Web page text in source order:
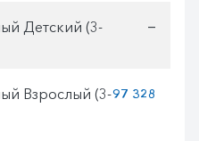
Детский (3-
—
Взрослый (3-97 328